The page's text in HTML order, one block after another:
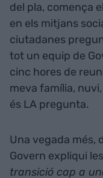
del pla, comença
en els mitjans
ciutadanes
tot un equip de
cinc hores de
meva família,
és LA pregunta.
Una vegada més,
Govern expliqui
transició cap a